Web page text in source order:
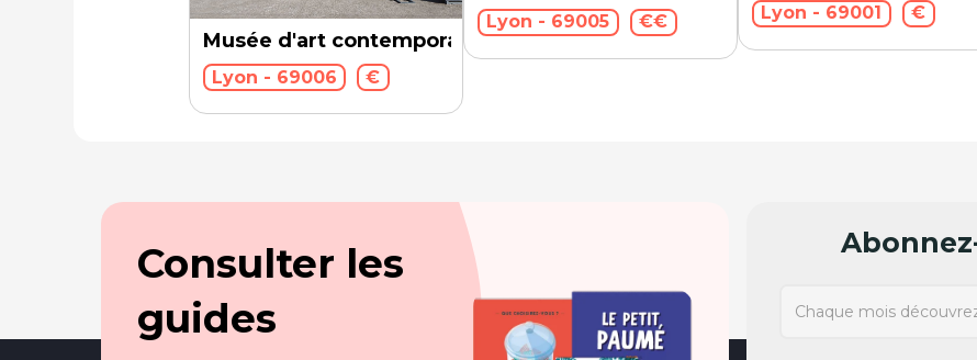
Musée d'art contemporain
Lyon - 69006 €
Lyon - 69005 €€ Lyon - 69001 €
Consulter les
guides